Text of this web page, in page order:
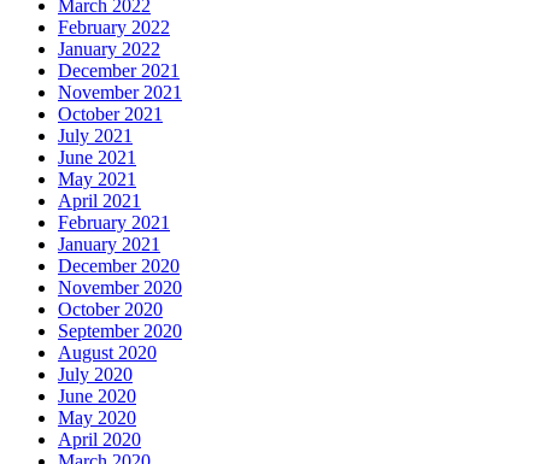
March 2022
February 2022
January 2022
December 2021
November 2021
October 2021
July 2021
June 2021
May 2021
April 2021
February 2021
January 2021
December 2020
November 2020
October 2020
September 2020
August 2020
July 2020
June 2020
May 2020
April 2020